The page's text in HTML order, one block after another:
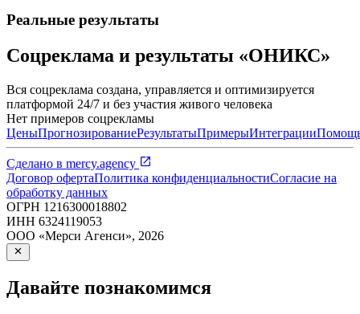
Реальные результаты
Соцреклама и результаты «ОНИКС»
Вся соцреклама создана, управляется и оптимизируется
платформой 24/7 и без участия живого человека
Нет примеров соцрекламы
ЦеныПрогнозированиеРезультатыПримерыИнтеграции
Сделано в mercy.agency
Договор офертаПолитика конфиденциальностиСогласие на
обработку данных
ОГРН 1216300018802
ИНН 6324119053
ООО «Мерси Агенси», 2026
Давайте познакомимся